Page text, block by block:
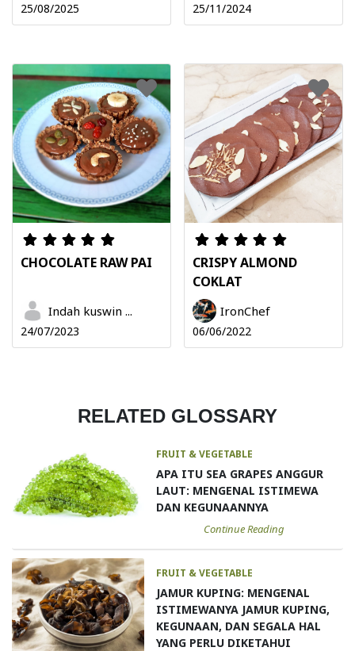
25/08/2025 25/11/2024
CHOCOLATE RAW PAI
Indah kuswin ...
24/07/2023
CRISPY ALMOND
COKLAT
IronChef
06/06/2022
RELATED GLOSSARY
FRUIT & VEGETABLE
APA ITU SEA GRAPES ANGGUR
LAUT: MENGENAL ISTIMEWA
DAN KEGUNAANNYA
Continue Reading
FRUIT & VEGETABLE
JAMUR KUPING: MENGENAL
ISTIMEWANYA JAMUR KUPING,
KEGUNAAN, DAN SEGALA HAL
YANG PERLU DIKETAHUI